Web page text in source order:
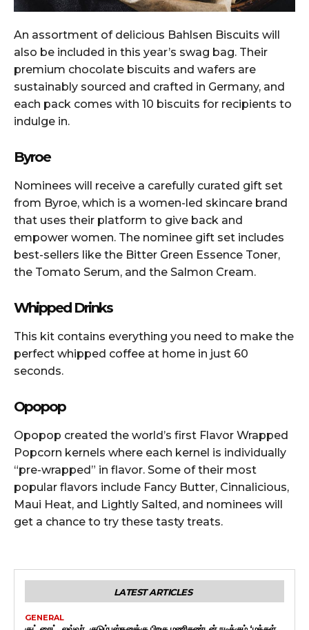
An assortment of delicious Bahlsen Biscuits will
also be included in this year’s swag bag. Their
premium chocolate biscuits and wafers are
sustainably sourced and crafted in Germany, and
each pack comes with 10 biscuits for recipients to
indulge in.
Byroe
Nominees will receive a carefully curated gift set
from Byroe, which is a women-led skincare brand
that uses their platform to give back and
empower women. The nominee gift set includes
best-sellers like the Bitter Green Essence Toner,
the Tomato Serum, and the Salmon Cream.
Whipped Drinks
This kit contains everything you need to make the
perfect whipped coffee at home in just 60
seconds.
Opopop
Opopop created the world’s first Flavor Wrapped
Popcorn kernels where each kernel is individually
“pre-wrapped” in flavor. Some of their most
popular flavors include Fancy Butter, Cinnalicious,
Maui Heat, and Lightly Salted, and nominees will
get a chance to try these tasty treats.
LATEST ARTICLES
GENERAL